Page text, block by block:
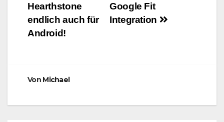
Google Fit
Integration
Hearthstone
endlich auch für
Android!
Von Michael